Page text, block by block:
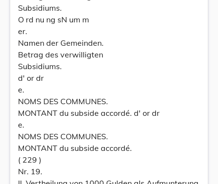
Subsidiums.
O rd nu ng sN um m
er.
Namen der Gemeinden.
Betrag des verwilligten
Subsidiums.
d' or dr
e.
NOMS DES COMMUNES.
MONTANT du subside accordé. d' or dr
e.
NOMS DES COMMUNES.
MONTANT du subside accordé.
( 229 )
Nr. 19.